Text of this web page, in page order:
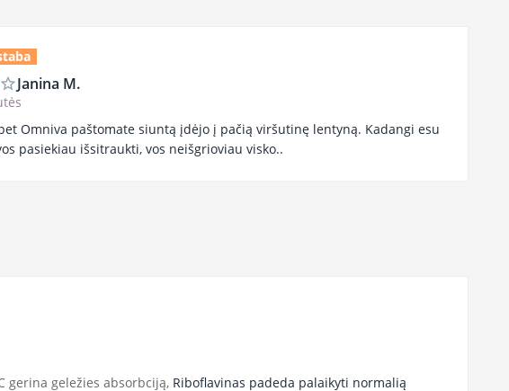
star_borderJanina M.
Omniva paštomate siuntą įdėjo į pačią viršutinę lentyną. Kadangi esu
pasiekiau išsitraukti, vos neišgrioviau visko..
gerina geležies absorbciją, Riboflavinas padeda palaikyti normalią